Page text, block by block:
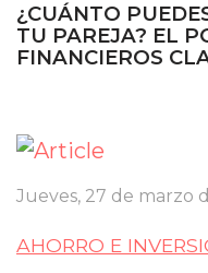
¿CUÁNTO
TU PAREJA? EL
FINANCIEROS
Jueves, 27 de marzo
AHORRO E